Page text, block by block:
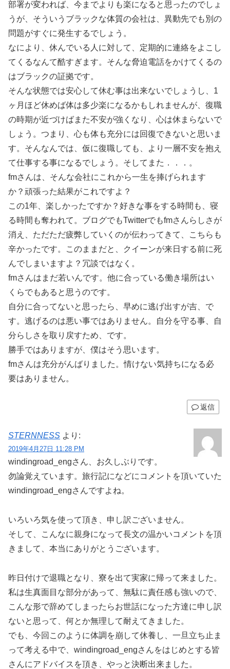
部署が変われば、今までよりも楽になると思ったのでしょ
うが、そういうブラックな体質の会社は、異動先でも別の
問題がすぐに発生するでしょう。
なにより、休んでいる人に対して、定期的に連絡をよこし
てくるなんて酷すぎます。そんな脅迫電話をかけてくるの
はブラックの証拠です。
そんな状態では安心して休む事は出来ないでしょうし、1
ヶ月ほど休めば体は多少楽になるかもしれませんが、復職
の時期が近づけばまた不安が強くなり、心は休まらないで
しょう。つまり、心も体も充分には回復できないと思いま
す。そんなんでは、仮に復職しても、より一層不安を抱え
て仕事する事になるでしょう。そしてまた．．．。
fmさんは、そんな会社にこれから一生を捧げられます
か？頑張った結果がこれですよ？
この1年、楽しかったですか？好きな事をする時間も、寝
る時間も奪われて。ブログでもTwitterでもfmさんらしさが
消え、ただただ疲弊していくのが伝わってきて、こちらも
辛かったです。このままだと、クイーンが来日する前に死
んでしまいますよ？冗談ではなく。
fmさんはまだ若いんです。他に合っている働き場所はい
くらでもあると思うのです。
自分に合ってないと思ったら、早めに逃げ出すが吉、で
す。逃げるのは悪い事ではありません。自分を守る事、自
分らしさを取り戻すため、です。
勝手ではありますが、僕はそう思います。
fmさんは充分がんばりました。情けない気持ちになる必
要はありません。
返信
STERNNESS より:
2019年4月27日 11:28 PM
windingroad_engさん、お久しぶりです。
勿論覚えています。旅行記になどにコメントを頂いていた
windingroad_engさんですよね。
いろいろ気を使って頂き、申し訳ございません。
そして、こんなに親身になって長文の温かいコメントを頂
きまして、本当にありがとうございます。
昨日付けで退職となり、寮を出て実家に帰って来ました。
私は生真面目な部分があって、無駄に責任感も強いので、
こんな形で辞めてしまったらお世話になった方達に申し訳
ないと思って、何とか無理して耐えてきました。
でも、今回このように体調を崩して休養し、一旦立ち止ま
って考える中で、windingroad_engさんをはじめとする皆
さんにアドバイスを頂き、やっと決断出来ました。